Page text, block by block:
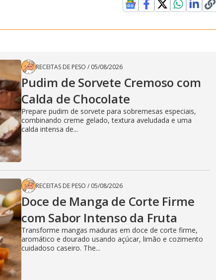
RECEITAS DE PESO / 05/08/2026
Pudim de Sorvete Cremoso com
Calda de Chocolate
Prepare pudim de sorvete para sobremesas especiais,
combinando creme gelado, textura aveludada e uma
calda intensa de...
RECEITAS DE PESO / 05/08/2026
Doce de Manga de Corte Firme
com Sabor Intenso da Fruta
Transforme mangas maduras em doce de corte firme,
aromático e dourado usando açúcar, limão e cozimento
cuidadoso caseiro. The...